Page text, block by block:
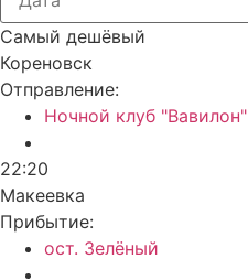
Самый дешёвый
Кореновск
Отправление:
Ночной клуб "Вавилон"
22:20
Макеевка
Прибытие:
ост. Зелёный